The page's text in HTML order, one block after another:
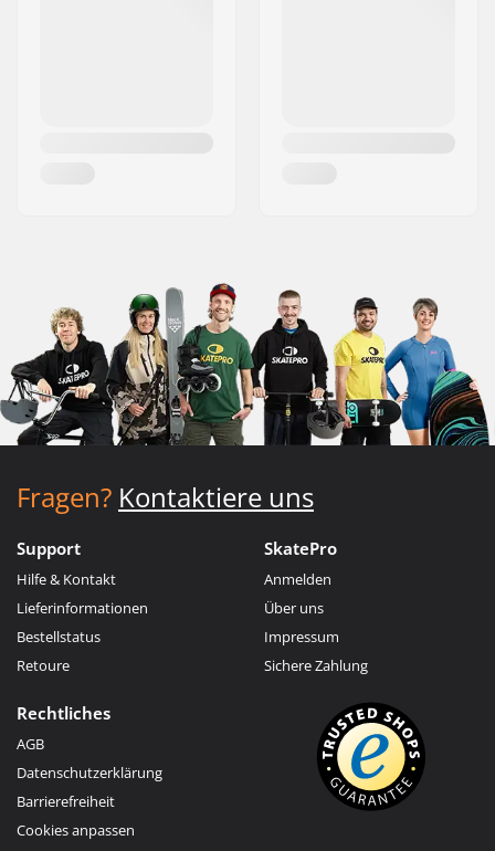
Fragen? Kontaktiere uns
Support
Hilfe & Kontakt
Lieferinformationen
Bestellstatus
Retoure
SkatePro
Anmelden
Über uns
Impressum
Sichere Zahlung
Rechtliches
AGB
Datenschutzerklärung
Barrierefreiheit
Cookies anpassen